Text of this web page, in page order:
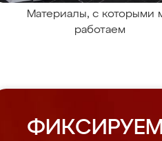
Материалы, с которыми
работаем